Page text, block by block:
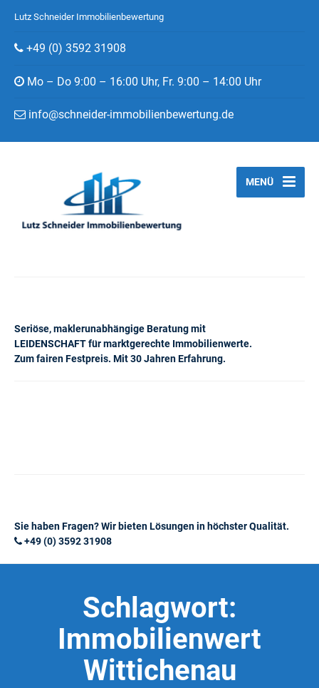
Lutz Schneider Immobilienbewertung
+49 (0) 3592 31908
Mo – Do 9:00 – 16:00 Uhr, Fr. 9:00 – 14:00 Uhr
info@schneider-immobilienbewertung.de
Seriöse, maklerunabhängige Beratung mit
LEIDENSCHAFT für marktgerechte Immobilienwerte.
Zum fairen Festpreis. Mit 30 Jahren Erfahrung.
MENÜ
Sie haben Fragen? Wir bieten Lösungen in höchster Qualität.
+49 (0) 3592 31908
Schlagwort:
Immobilienwert
Wittichenau